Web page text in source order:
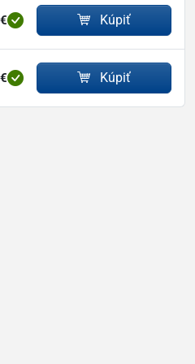
Kúpiť
Kúpiť